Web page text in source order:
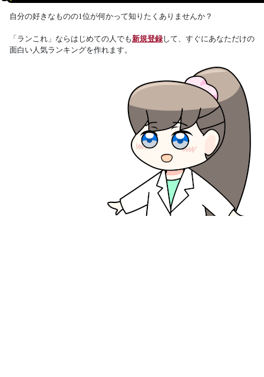
自分の好きなものの1位が何かって知りたくありませんか？
「ランこれ」ならはじめての人でも新規登録して、すぐにあなただけの
面白い人気ランキングを作れます。